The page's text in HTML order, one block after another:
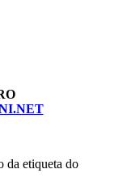
da etiqueta do